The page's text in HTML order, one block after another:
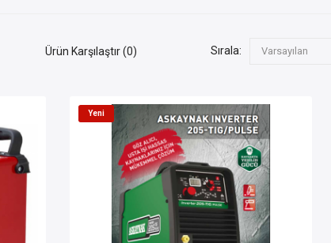
Ürün Karşılaştır (0) Sırala:
Yeni